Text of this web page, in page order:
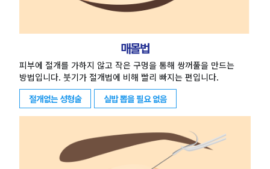
매몰법
피부에 절개를 가하지 않고 작은 구멍을 통해 쌍꺼풀을 만드는
방법입니다. 붓기가 절개법에 비해 빨리 빠지는 편입니다.
절개없는 성형술
실밥 뽑을 필요 없음